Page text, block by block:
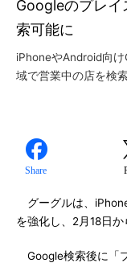
Googleのプレイ
索可能に
iPhoneやAndroid向
域で営業中の店を検
Share
グーグルは、
を強化し、2月18日
Google検索後に「